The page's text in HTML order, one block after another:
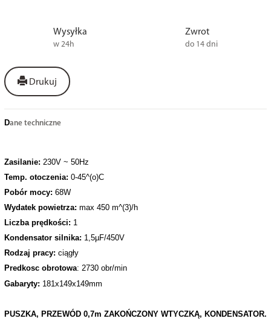
Wysyłka
w 24h
Zwrot
do 14 dni
Drukuj
Dane techniczne
Zasilanie: 230V ~ 50Hz
Temp. otoczenia: 0-45^(o)C
Pobór mocy: 68W
Wydatek powietrza: max 450 m^(3)/h
Liczba prędkości: 1
Kondensator silnika: 1,5µF/450V
Rodzaj pracy: ciągły
Predkosc obrotowa: 2730 obr/min
Gabaryty: 181x149x149mm
PUSZKA, PRZEWÓD 0,7m ZAKOŃCZONY WTYCZKĄ, KONDENSATOR.